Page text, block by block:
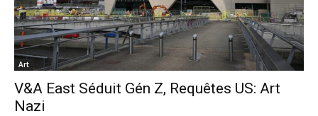
Art
V&A East Séduit Gén Z, Requêtes US: Art
Nazi